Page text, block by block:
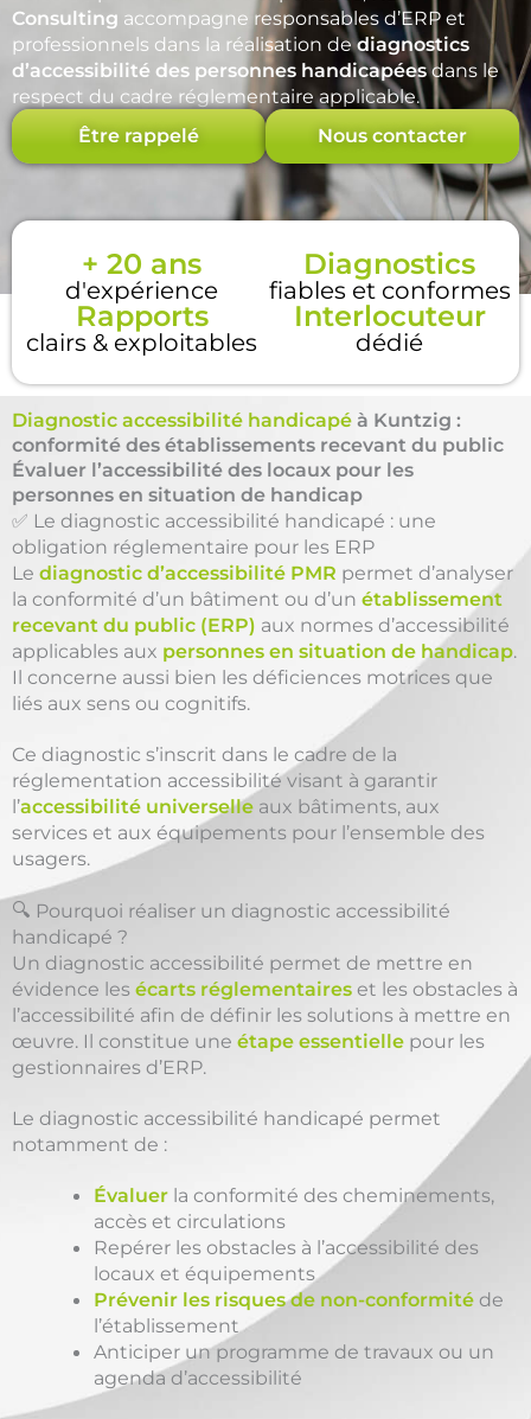
Consulting accompagne responsables d’ERP et
professionnels dans la réalisation dediagnostics
d’accessibilité des personnes handicapéesdans le
respect du cadre réglementaire applicable.
Être rappelé Nous contacter
+ 20 ans
d'expérience
Diagnostics
fiables et conformes
Rapports
clairs & exploitables
Interlocuteur
dédié
Diagnostic accessibilité handicapé à Kuntzig :
conformité des établissements recevant du public
Évaluer l’accessibilité des locaux pour les
personnes en situation de handicap
✅ Le diagnostic accessibilité handicapé : une
obligation réglementaire pour les ERP
Le diagnostic d’accessibilité PMR permet d’analyser
la conformité d’un bâtiment ou d’un établissement
recevant du public (ERP) aux normes d’accessibilité
applicables aux personnes en situation de handicap.
Il concerne aussi bien les déficiences motrices que
liés aux sens ou cognitifs.
Ce diagnostic s’inscrit dans le cadre de la
réglementation accessibilité visant à garantir
l’accessibilité universelle aux bâtiments, aux
services et aux équipements pour l’ensemble des
usagers.
🔍 Pourquoi réaliser un diagnostic accessibilité
handicapé ?
Un diagnostic accessibilité permet de mettre en
évidence les écarts réglementaires et les obstacles à
l’accessibilité afin de définir les solutions à mettre en
œuvre. Il constitue une étape essentielle pour les
gestionnaires d’ERP.
Le diagnostic accessibilité handicapé permet
notamment de :
Évaluer la conformité des cheminements,
accès et circulations
Repérer les obstacles à l’accessibilité des
locaux et équipements
Prévenir les risques de non-conformité de
l’établissement
Anticiper un programme de travaux ou un
agenda d’accessibilité